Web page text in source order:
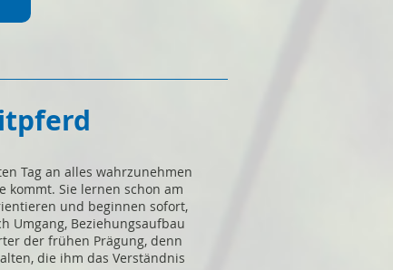
Tag an alles wahrzunehmen
kommt. Sie lernen schon am
und beginnen sofort,
Umgang, Beziehungsaufbau
der frühen Prägung, denn
die ihm das Verständnis